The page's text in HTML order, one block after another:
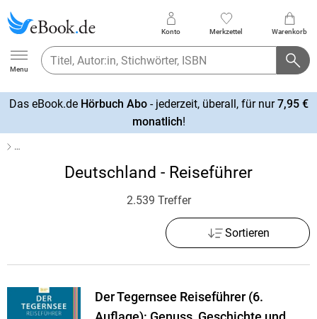
Ebook.de
Menu
Konto Merkzettel Warenkorb
Das eBook.de Hörbuch Abo- jederzeit, überall, für nur7,95 €
monatlich!
…
Deutschland - Reiseführer
2.539 Treffer
Sortieren
Der Tegernsee Reiseführer (6.